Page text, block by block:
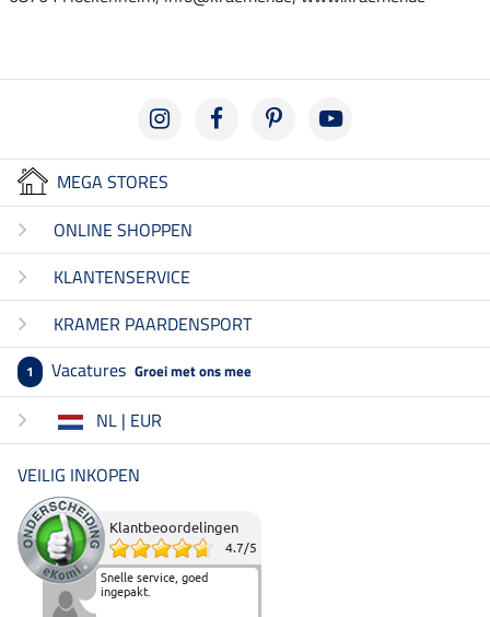
MEGA STORES
ONLINE SHOPPEN
KLANTENSERVICE
KRAMER PAARDENSPORT
1 Vacatures Groei met ons mee
NL | EUR
VEILIG INKOPEN
Klantbeoordelingen
4.7/5
Snelle service, goed
ingepakt.